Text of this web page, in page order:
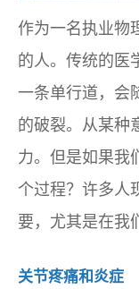
作为一名执业物
的人。传统的医
一条单行道，会
的破裂。从某种
力。但是如果我
个过程？许多人
要，尤其是在我
关节疼痛和炎症